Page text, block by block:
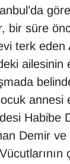
bir süre
terk eden
ailesinin
annesi
Habibe
Demir ve